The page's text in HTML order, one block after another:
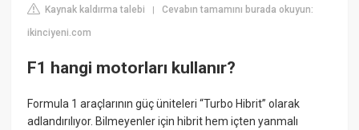
Kaynak kaldırma talebi |Cevabın tamamını burada okuyun:
ikinciyeni.com
F1 hangi motorları kullanır?
Formula 1 araçlarının güç üniteleri “Turbo Hibrit” olarak
adlandırılıyor. Bilmeyenler için hibrit hem içten yanmalı